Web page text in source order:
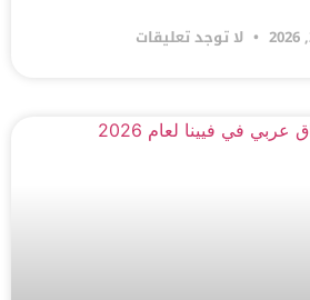
لا توجد تعليقات